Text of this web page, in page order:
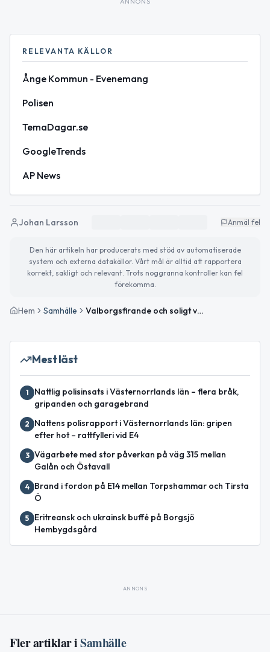
RELEVANTA KÄLLOR
Ånge Kommun - Evenemang
Polisen
TemaDagar.se
GoogleTrends
AP News
Johan Larsson Anmäl fel
Den här artikeln har producerats med stöd av automatiserade
system och externa datakällor. Vårt mål är alltid att rapportera
korrekt, sakligt och relevant. Trots noggranna kontroller kan fel
förekomma.
Hem Samhälle Valborgsfirande och soligt väder väntar i Ånge
Mest läst
1
Nattlig polisinsats i Västernorrlands län – flera bråk,
gripanden och garagebrand
2
Nattens polisrapport i Västernorrlands län: gripen
efter hot – rattfylleri vid E4
3 Vägarbete med stor påverkan på väg 315 mellan
Galån och Östavall
4
Brand i fordon på E14 mellan Torpshammar och Tirsta
Ö
5
Eritreansk och ukrainsk buffé på Borgsjö
Hembygdsgård
ANNONS
Fler artiklar iSamhälle